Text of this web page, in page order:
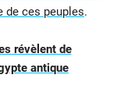
de ces peuples.
révèlent de
antique